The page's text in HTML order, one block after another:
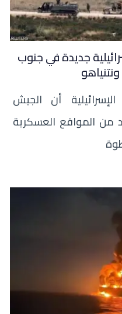
جديدة في جنوب
أن الجيش
من المواقع العسكرية